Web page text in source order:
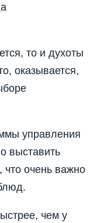
то и духоты
оказывается,
управления
выставить
что очень важно
чем у